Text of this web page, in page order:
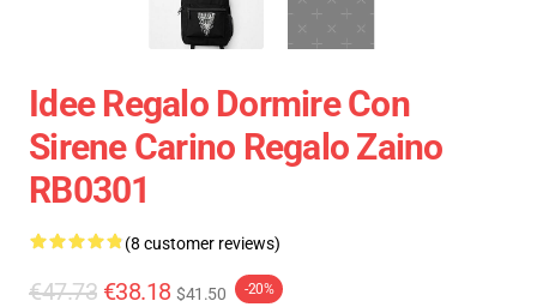
Idee Regalo Dormire Con
Sirene Carino Regalo Zaino
RB0301
(8 customer reviews)
€47.73 €38.18 $41.50 -20%